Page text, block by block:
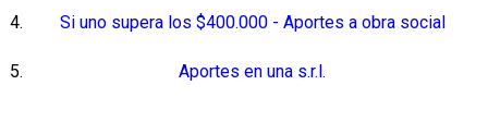
Si uno supera los $400.000 - Aportes a obra social
Aportes en una s.r.l.